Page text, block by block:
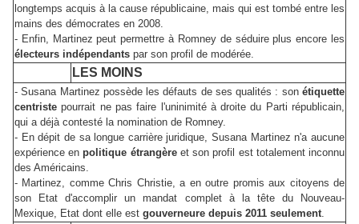
longtemps acquis à la cause républicaine, mais qui est tombé entre les
mains des démocrates en 2008.
- Enfin, Martinez peut permettre à Romney de séduire plus encore les
électeurs indépendants par son profil de modérée.
LES MOINS
- Susana Martinez possède les défauts de ses qualités : son étiquette
centriste pourrait ne pas faire l'uninimité à droite du Parti républicain,
qui a déjà contesté la nomination de Romney.
- En dépit de sa longue carrière juridique, Susana Martinez n'a aucune
expérience enpolitique étrangèreet son profil est totalement inconnu
des Américains.
- Martinez, comme Chris Christie, a en outre promis aux citoyens de
son Etat d'accomplir un mandat complet à la tête du Nouveau-
Mexique, Etat dont elle est gouverneure depuis 2011 seulement.